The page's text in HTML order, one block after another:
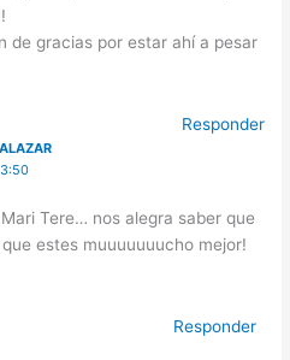
de gracias por estar ahí a pesar
Responder
3:50
Tere… nos alegra saber que
estes muuuuuuucho mejor!
Responder